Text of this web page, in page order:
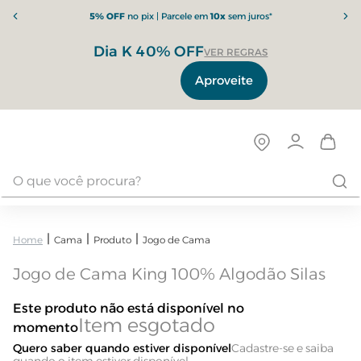
5% OFFno pix | Parcele em10xsem juros*
Dia K 40% OFFVER REGRAS
Aproveite
Cama Produto Jogo de Cama
Jogo de Cama King 100% Algodão Silas
Este produto não está disponível no
momento
Quero saber quando estiver disponível